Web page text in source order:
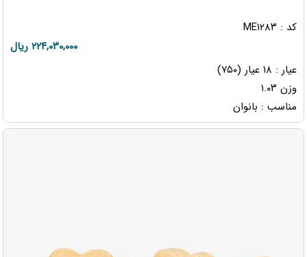
کد : ME۱۲۸۳
۲۲۴,۰۳۰,۰۰۰ ریال
عیار : ۱۸ عیار (۷۵۰)
وزن ۱.۰۳
مناسب : بانوان